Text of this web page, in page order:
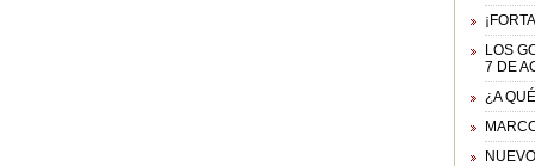
LOS
7 DE
¿A